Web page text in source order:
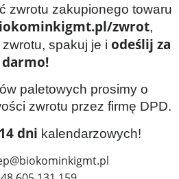
zwrotu zakupionego towaru
zwrot,
spakuj je i odeślij za
darmo!
paletowych prosimy o
zwrotu przez firmę DPD.
dni kalendarzowych!